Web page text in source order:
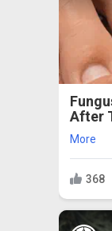
After
More
368